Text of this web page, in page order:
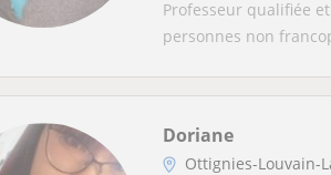
Professeur qualifiée
personnes non
Doriane
Ottignies-Louvain-